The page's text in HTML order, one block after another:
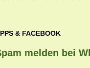
& FACEBOOK
melden bei